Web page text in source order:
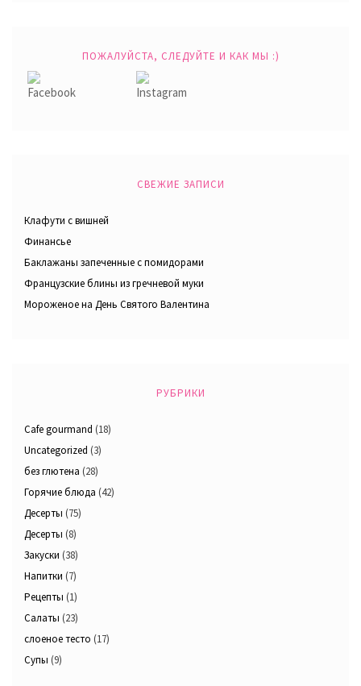
ПОЖАЛУЙСТА, СЛЕДУЙТЕ И КАК МЫ :)
СВЕЖИЕ ЗАПИСИ
Клафути с вишней
Финансье
Баклажаны запеченные с помидорами
Французские блины из гречневой муки
Мороженое на День Святого Валентина
РУБРИКИ
Cafe gourmand (18)
Uncategorized (3)
без глютена (28)
Горячие блюда (42)
Десерты (75)
Десерты (8)
Закуски (38)
Напитки (7)
Рецепты (1)
Салаты (23)
слоеное тесто (17)
Супы (9)